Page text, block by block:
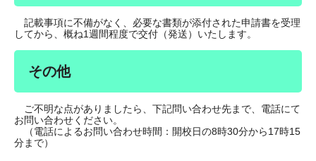
記載事項に不備がなく、必要な書類が添付された申請書を受理
してから、概ね1週間程度で交付（発送）いたします。
その他
ご不明な点がありましたら、下記問い合わせ先まで、電話にて
お問い合わせください。
（電話によるお問い合わせ時間：開校日の8時30分から17時15
分まで）